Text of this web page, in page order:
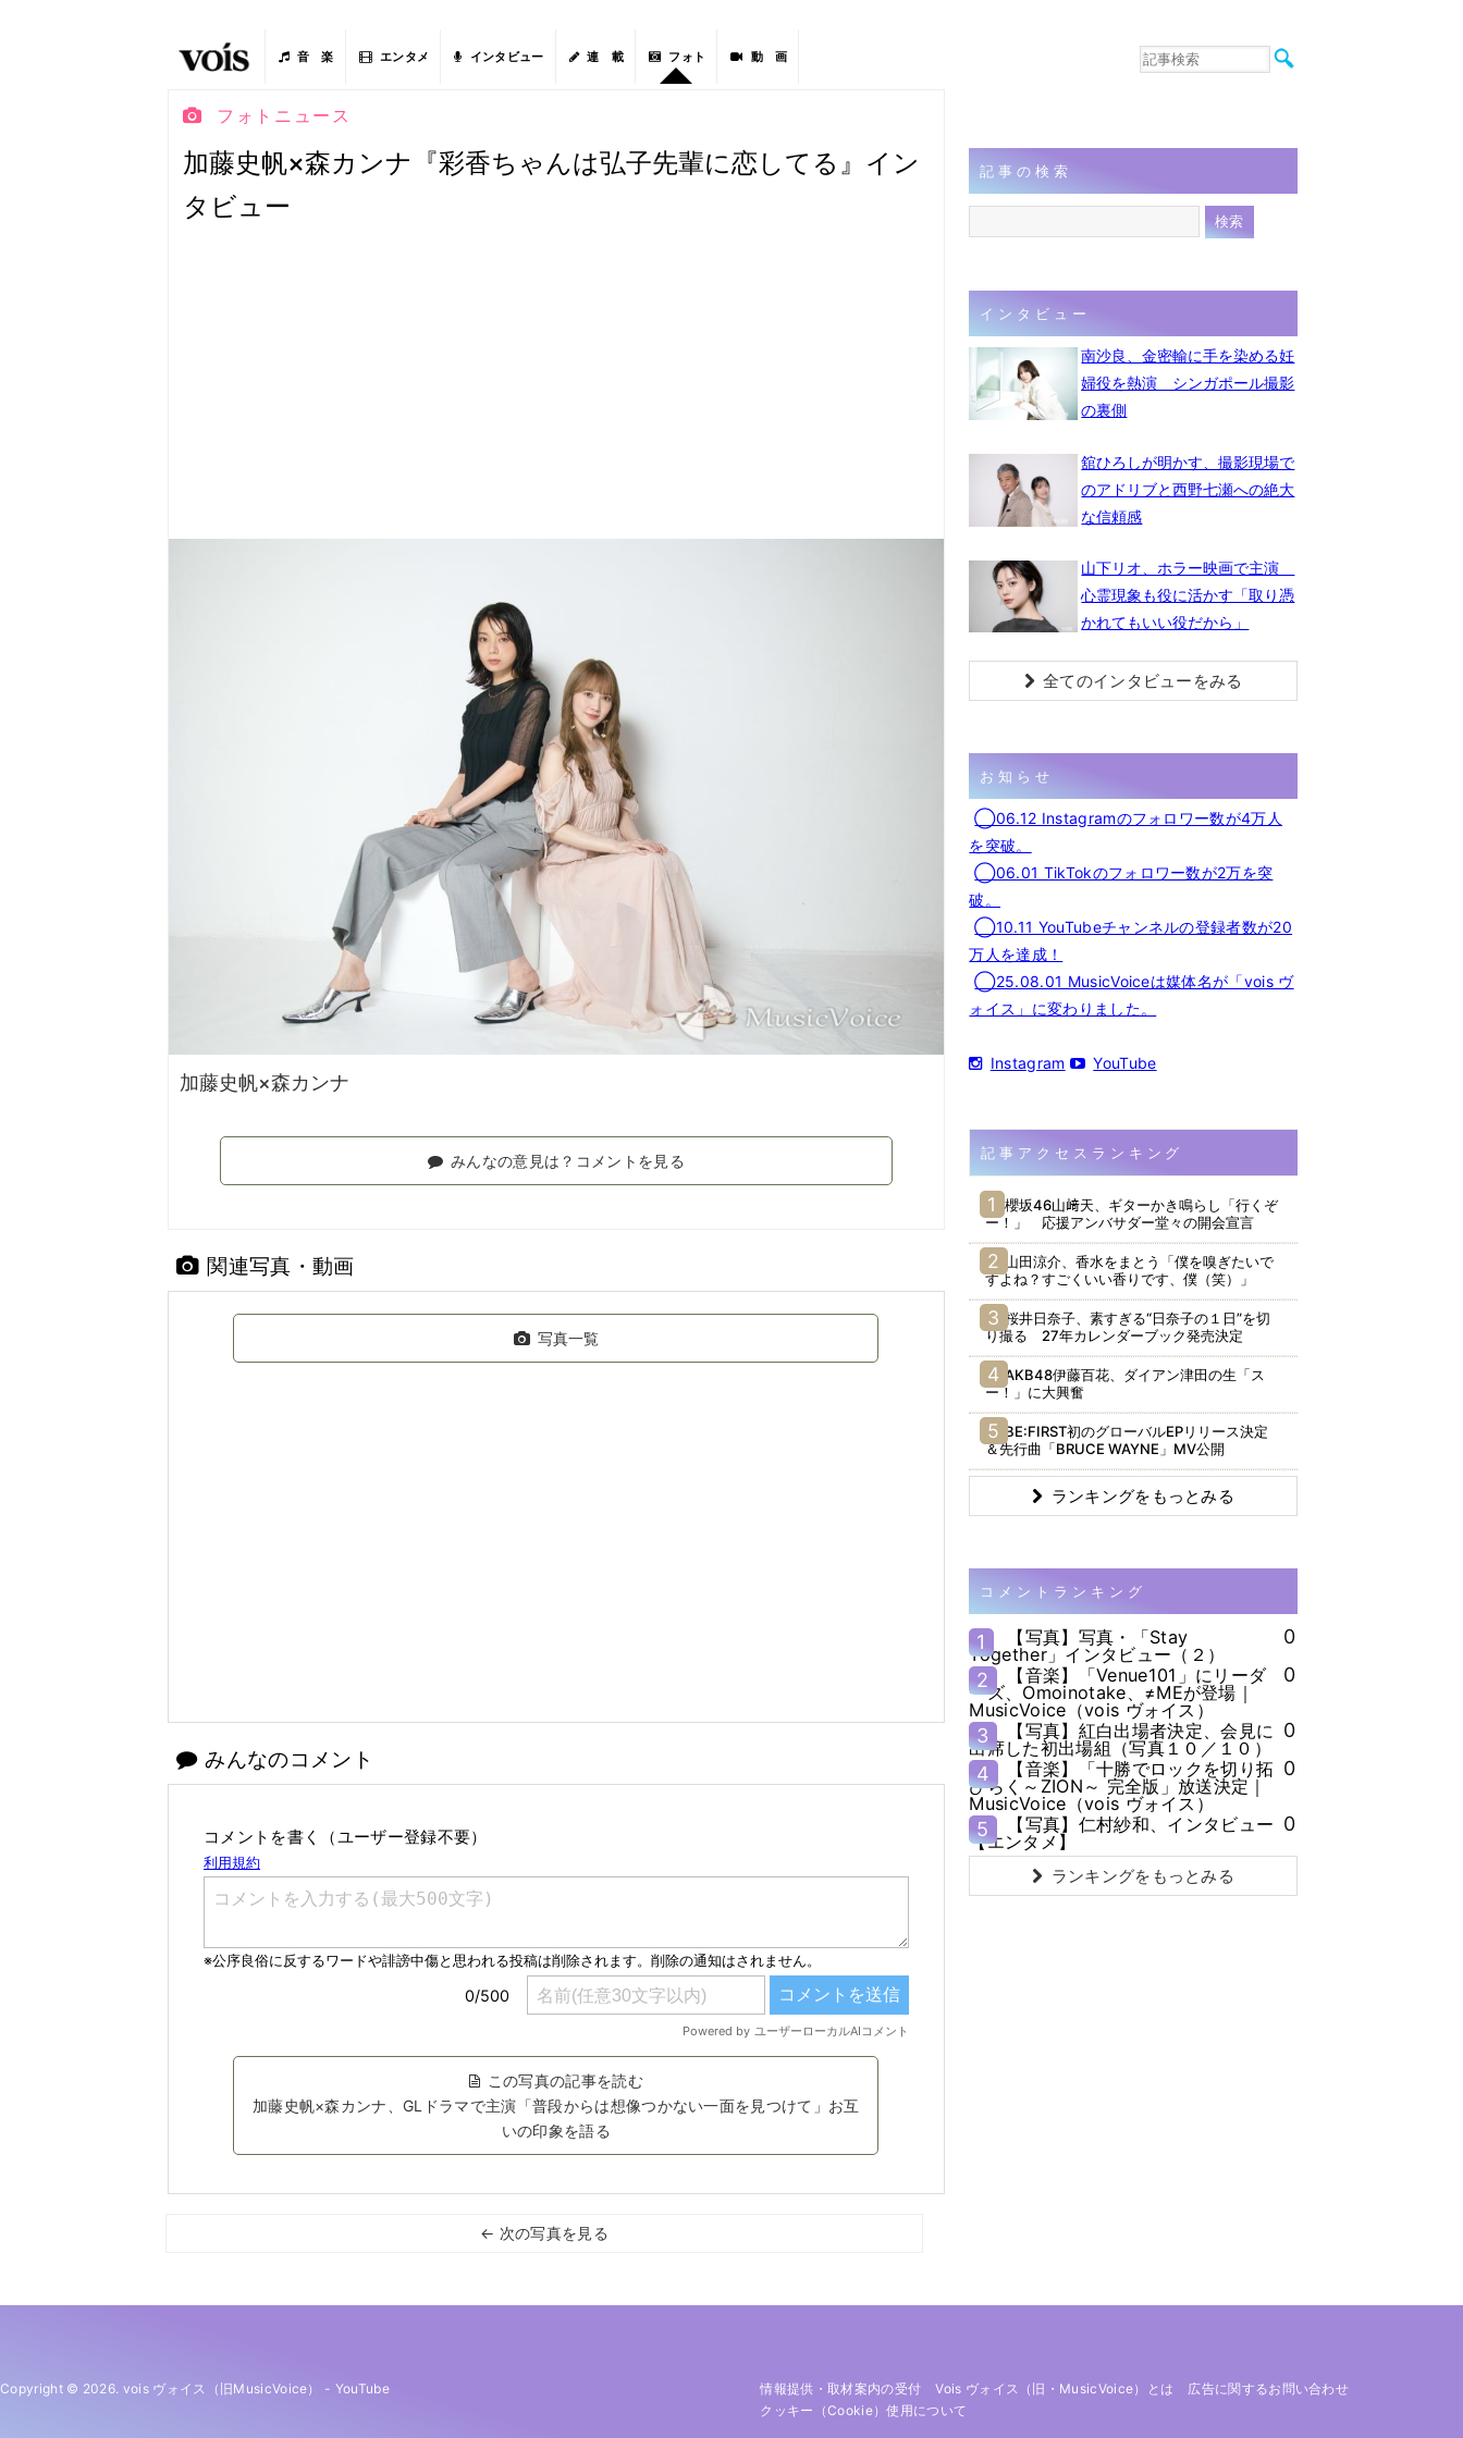
音 楽 エンタメ インタビュー 連 載 フォト 動 画
音楽
連載
フォト
フォトニュース
加藤史帆×森カンナ『彩香ちゃんは弘子先輩に恋してる』イン
タビュー
加藤史帆×森カンナ
みんなの意見は？コメントを見る
関連写真・動画
写真一覧
みんなのコメント
コメントを書く（ユーザー登録不要）
この写真の記事を読む
加藤史帆×森カンナ、GLドラマで主演「普段からは想像つかない一面を見つけて」お互
いの印象を語る
← 次の写真を見る
記事の検索
インタビュー
南沙良、金密輸に手を染める妊
婦役を熱演 シンガポール撮影
の裏側
舘ひろしが明かす、撮影現場で
のアドリブと西野七瀬への絶大
な信頼感
山下リオ、ホラー映画で主演
心霊現象も役に活かす「取り憑
かれてもいい役だから」
全てのインタビューをみる
お知らせ
◯06.12 Instagramのフォロワー数が4万人
を突破。
◯06.01 TikTokのフォロワー数が2万を突
破。
◯10.11 YouTubeチャンネルの登録者数が20
万人を達成！
◯25.08.01 MusicVoiceは媒体名が「vois ヴ
ォイス」に変わりました。
Instagram YouTube
記事アクセスランキング
櫻坂46山﨑天、ギターかき鳴らし「行くぞ
ー！」 応援アンバサダー堂々の開会宣言
山田涼介、香水をまとう「僕を嗅ぎたいで
すよね？すごくいい香りです、僕（笑）」
桜井日奈子、素すぎる“日奈子の１日”を切
り撮る 27年カレンダーブック発売決定
AKB48伊藤百花、ダイアン津田の生「ス
ー！」に大興奮
BE:FIRST初のグローバルEPリリース決定
＆先行曲「BRUCE WAYNE」MV公開
ランキングをもっとみる
コメントランキング
1
【写真】写真・「Stay
Together」インタビュー（２）
0
2
【音楽】「Venue101」にリーダ
ーズ、Omoinotake、≠MEが登場｜
MusicVoice（vois ヴォイス）
0
3
【写真】紅白出場者決定、会見に
出席した初出場組（写真１０／１０）
0
4
【音楽】「十勝でロックを切り拓
ひらく～ZION～ 完全版」放送決定｜
MusicVoice（vois ヴォイス）
0
5
【写真】仁村紗和、インタビュー
【エンタメ】
0
ランキングをもっとみる
Copyright © 2026. vois ヴォイス（旧MusicVoice） - YouTube 情報提供・取材案内の受付 Vois ヴォイス（旧・MusicVoice）とは
広告に関するお問い合わせ
クッキー（cookie）使用について